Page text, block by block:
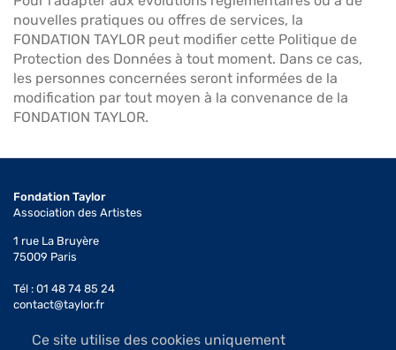
nouvelles pratiques ou offres de services, la
FONDATION TAYLOR peut modifier cette Politique de
Protection des Données à tout moment. Dans ce cas,
les personnes concernées seront informées de la
modification par tout moyen à la convenance de la
FONDATION TAYLOR.
Ce site utilise des cookies uniquement
Fondation Taylor
Association des Artistes
1 rue La Bruyère
75009 Paris
Tél : 01 48 74 85 24
contact@taylor.fr
Accès : Métro Saint-Georges (ligne 12)